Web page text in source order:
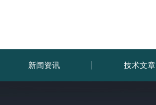
新闻资讯 技术文章